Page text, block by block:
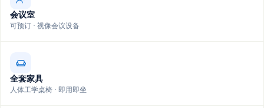
会议室
可预订 · 视像会议设备
全套家具
人体工学桌椅 · 即用即坐